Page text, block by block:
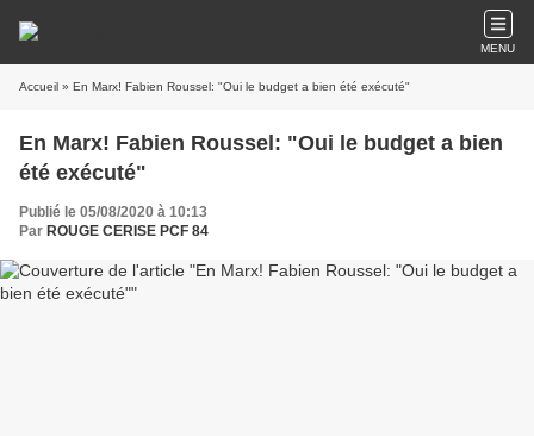
MENU
Accueil » En Marx! Fabien Roussel: "Oui le budget a bien été exécuté"
En Marx! Fabien Roussel: "Oui le budget a bien
été exécuté"
Publié le 05/08/2020 à 10:13
Par ROUGE CERISE PCF 84